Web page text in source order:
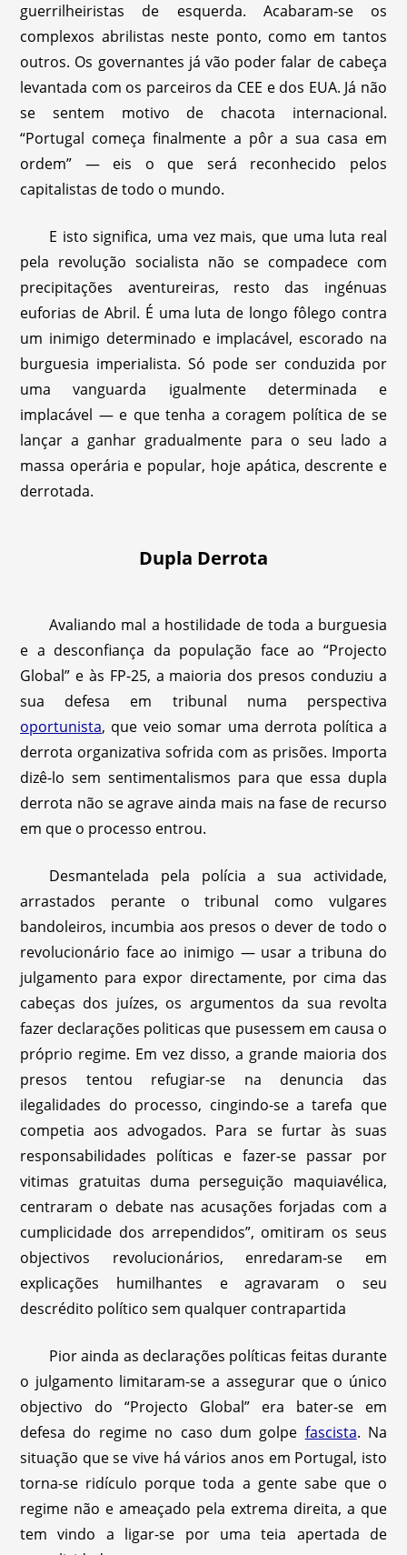
guerrilheiristas de esquerda. Acabaram-se os
complexos abrilistas neste ponto, como em tantos
outros. Os governantes já vão poder falar de cabeça
levantada com os parceiros da CEE e dos EUA. Já não
se sentem motivo de chacota internacional.
“Portugal começa finalmente a pôr a sua casa em
ordem” — eis o que será reconhecido pelos
capitalistas de todo o mundo.
E isto significa, uma vez mais, que uma luta real
pela revolução socialista não se compadece com
precipitações aventureiras, resto das ingénuas
euforias de Abril. É uma luta de longo fôlego contra
um inimigo determinado e implacável, escorado na
burguesia imperialista. Só pode ser conduzida por
uma vanguarda igualmente determinada e
implacável — e que tenha a coragem política de se
lançar a ganhar gradualmente para o seu lado a
massa operária e popular, hoje apática, descrente e
derrotada.
Dupla Derrota
Avaliando mal a hostilidade de toda a burguesia
e a desconfiança da população face ao “Projecto
Global” e às FP-25, a maioria dos presos conduziu a
sua defesa em tribunal numa perspectiva
oportunista, que veio somar uma derrota política a
derrota organizativa sofrida com as prisões. Importa
dizê-lo sem sentimentalismos para que essa dupla
derrota não se agrave ainda mais na fase de recurso
em que o processo entrou.
Desmantelada pela polícia a sua actividade,
arrastados perante o tribunal como vulgares
bandoleiros, incumbia aos presos o dever de todo o
revolucionário face ao inimigo — usar a tribuna do
julgamento para expor directamente, por cima das
cabeças dos juízes, os argumentos da sua revolta
fazer declarações politicas que pusessem em causa o
próprio regime. Em vez disso, a grande maioria dos
presos tentou refugiar-se na denuncia das
ilegalidades do processo, cingindo-se a tarefa que
competia aos advogados. Para se furtar às suas
responsabilidades políticas e fazer-se passar por
vitimas gratuitas duma perseguição maquiavélica,
centraram o debate nas acusações forjadas com a
cumplicidade dos arrependidos”, omitiram os seus
objectivos revolucionários, enredaram-se em
explicações humilhantes e agravaram o seu
descrédito político sem qualquer contrapartida
Pior ainda as declarações políticas feitas durante
o julgamento limitaram-se a assegurar que o único
objectivo do “Projecto Global” era bater-se em
defesa do regime no caso dum golpe fascista. Na
situação que se vive há vários anos em Portugal, isto
torna-se ridículo porque toda a gente sabe que o
regime não e ameaçado pela extrema direita, a que
tem vindo a ligar-se por uma teia apertada de